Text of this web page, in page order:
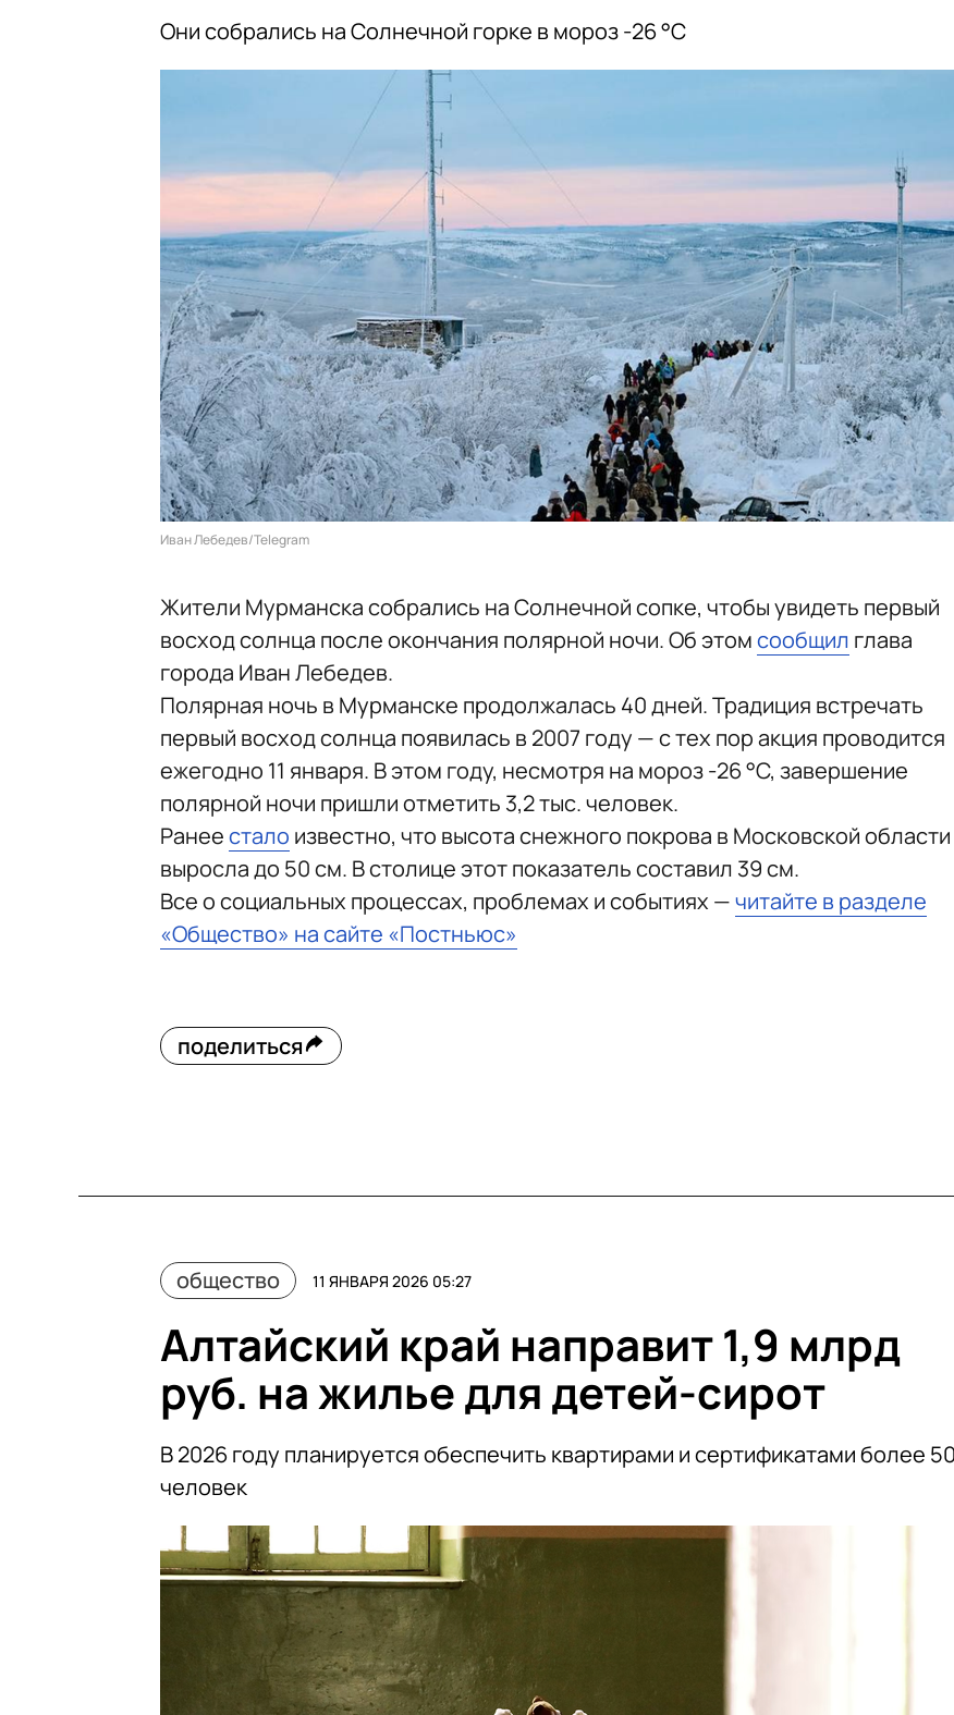
Они собрались на Солнечной горке в мороз -26 °C
Иван Лебедев/Telegram
Жители Мурманска собрались на Солнечной сопке, чтобы увидеть первый
восход солнца после окончания полярной ночи. Об этомсообщил глава
города Иван Лебедев.
Полярная ночь в Мурманске продолжалась 40 дней. Традиция встречать
первый восход солнца появилась в 2007 году — с тех пор акция проводится
ежегодно 11 января. В этом году, несмотря на мороз -26 °C, завершение
полярной ночи пришли отметить 3,2 тыс. человек.
Ранеестало известно, что высота снежного покрова в Московской области
выросла до 50 см. В столице этот показатель составил 39 см.
Все о социальных процессах, проблемах и событиях —читайте в разделе
«Общество» на сайте «Постньюс»
поделиться
общество 11 ЯНВАРЯ 2026 05:27
Алтайский край направит 1,9 млрд
руб. на жилье для детей-сирот
В 2026 году планируется обеспечить квартирами и сертификатами более
человек